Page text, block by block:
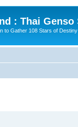
: Thai Genso
to Gather 108 Stars of